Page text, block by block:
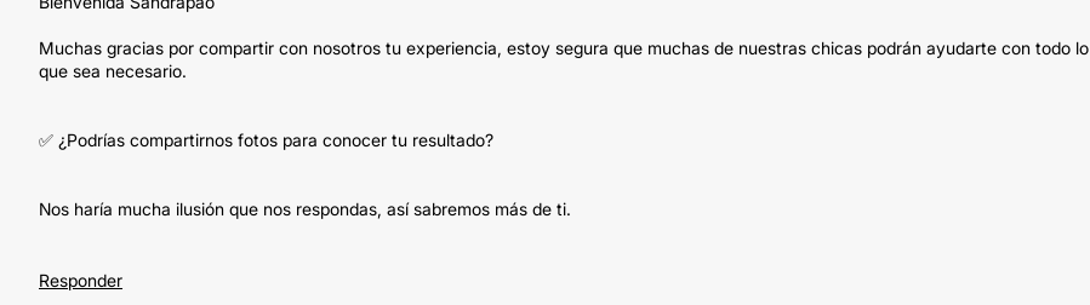
Muchas gracias por compartir con nosotros tu experiencia, estoy segura que muchas de nuestras chicas podrán ayudarte con todo lo
que sea necesario.
✅ ¿Podrías compartirnos fotos para conocer tu resultado?
Nos haría mucha ilusión que nos respondas, así sabremos más de ti.
Responder